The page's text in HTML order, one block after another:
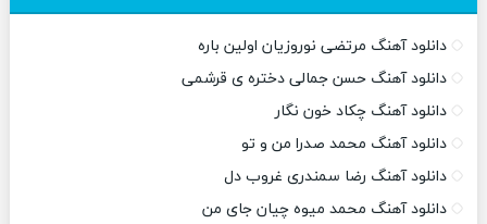
دانلود آهنگ مرتضی نوروزیان اولین باره
دانلود آهنگ حسن جمالی دختره ی قرشمی
دانلود آهنگ چکاد خون نگار
دانلود آهنگ محمد صدرا من و تو
دانلود آهنگ رضا سمندری غروب دل
دانلود آهنگ محمد میوه چیان جای من